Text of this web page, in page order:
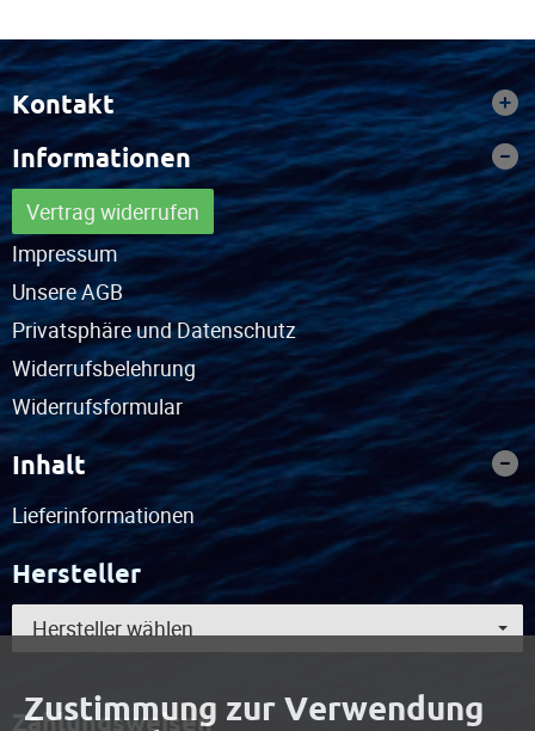
Kontakt
Informationen
Vertrag widerrufen
Impressum
Unsere AGB
Privatsphäre und Datenschutz
Widerrufsbelehrung
Widerrufsformular
Inhalt
Lieferinformationen
Hersteller
Hersteller wählen
Zahlungsweisen
Zustimmung zur Verwendung